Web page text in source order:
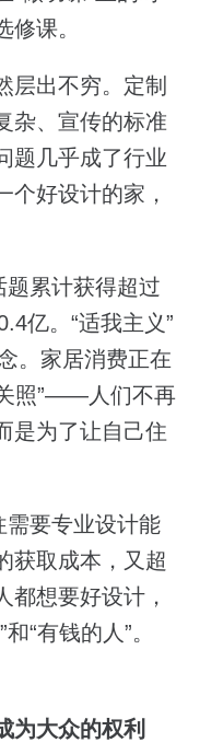
课。
层出不穷。定制
杂、宣传的标准
几乎成了行业
个好设计的家，
题累计获得超过
亿。“适我主义”
。家居消费正在
关照”——人们不再
是为了让自己住
需要专业设计能
获取成本，又超
想要好设计，
“有钱的人”。
为大众的权利